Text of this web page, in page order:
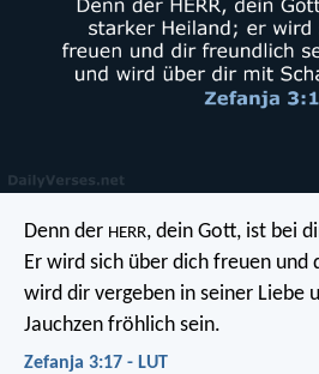
Denn der HERR, dein Gott, ist bei
Er wird sich über dich freuen und
wird dir vergeben in seiner Liebe
Jauchzen fröhlich sein.
Zefanja 3:17 - LUT